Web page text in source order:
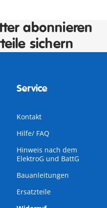
abonnieren
sichern
Service
Kontakt
Hilfe/ FAQ
Hinweis nach dem
ElektroG und BattG
Bauanleitungen
Ersatzteile